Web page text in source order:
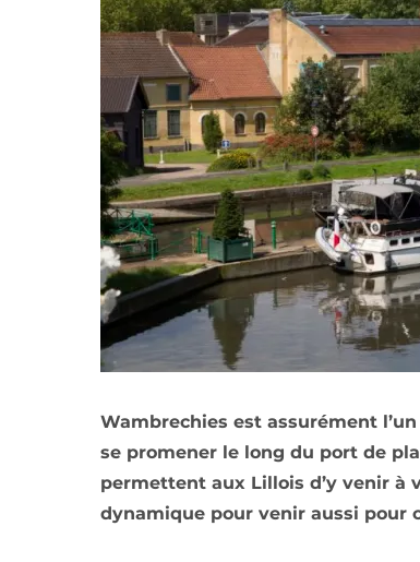
Wambrechies est assurément
se promener le long du port de
permettent aux Lillois d’y venir
dynamique pour venir aussi pour